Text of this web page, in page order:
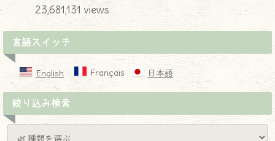
23,681,131 views
言語スイッチ
English Français 日本語
絞り込み検索